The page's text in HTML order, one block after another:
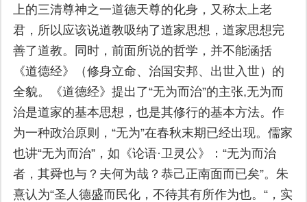
上的三清尊神之一道德天尊的化身，又称太上老
君，所以应该说道教吸纳了道家思想，道家思想完
善了道教。同时，前面所说的哲学，并不能涵括
《道德经》（修身立命、治国安邦、出世入世）的
全貌。《道德经》提出了“无为而治”的主张,无为而
治是道家的基本思想，也是其修行的基本方法。作
为一种政治原则，“无为”在春秋末期已经出现。儒家
也讲“无为而治”，如《论语·卫灵公》：“无为而治
者，其舜也与？夫何为哉？恭己正南面而已矣”。朱
熹认为“圣人德盛而民化，不待其有所作为也。“，实